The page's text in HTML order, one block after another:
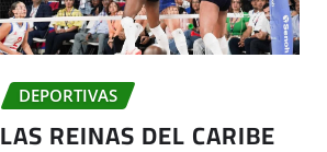
DEPORTIVAS
LAS REINAS DEL CARIBE